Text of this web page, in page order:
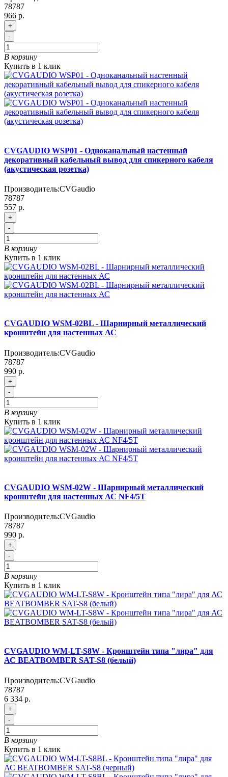
78787
966 р.
+
-
В корзину
Купить в 1 клик
CVGAUDIO WSP01 - Одноканальный настенный
декоративный кабельный вывод для спикерного кабеля
(акустическая розетка)
Производитель:CVGaudio
78787
557 р.
+
-
В корзину
Купить в 1 клик
CVGAUDIO WSM-02BL - Шарнирный металлический
кронштейн для настенных АС
Производитель:CVGaudio
78787
990 р.
+
-
В корзину
Купить в 1 клик
CVGAUDIO WSM-02W - Шарнирный металлический
кронштейн для настенных АС NF4/5T
Производитель:CVGaudio
78787
990 р.
+
-
В корзину
Купить в 1 клик
CVGAUDIO WM-LT-S8W - Кронштейн типа "лира" для
АС BEATBOMBER SAT-S8 (белый)
Производитель:CVGaudio
78787
6 334 р.
+
-
В корзину
Купить в 1 клик